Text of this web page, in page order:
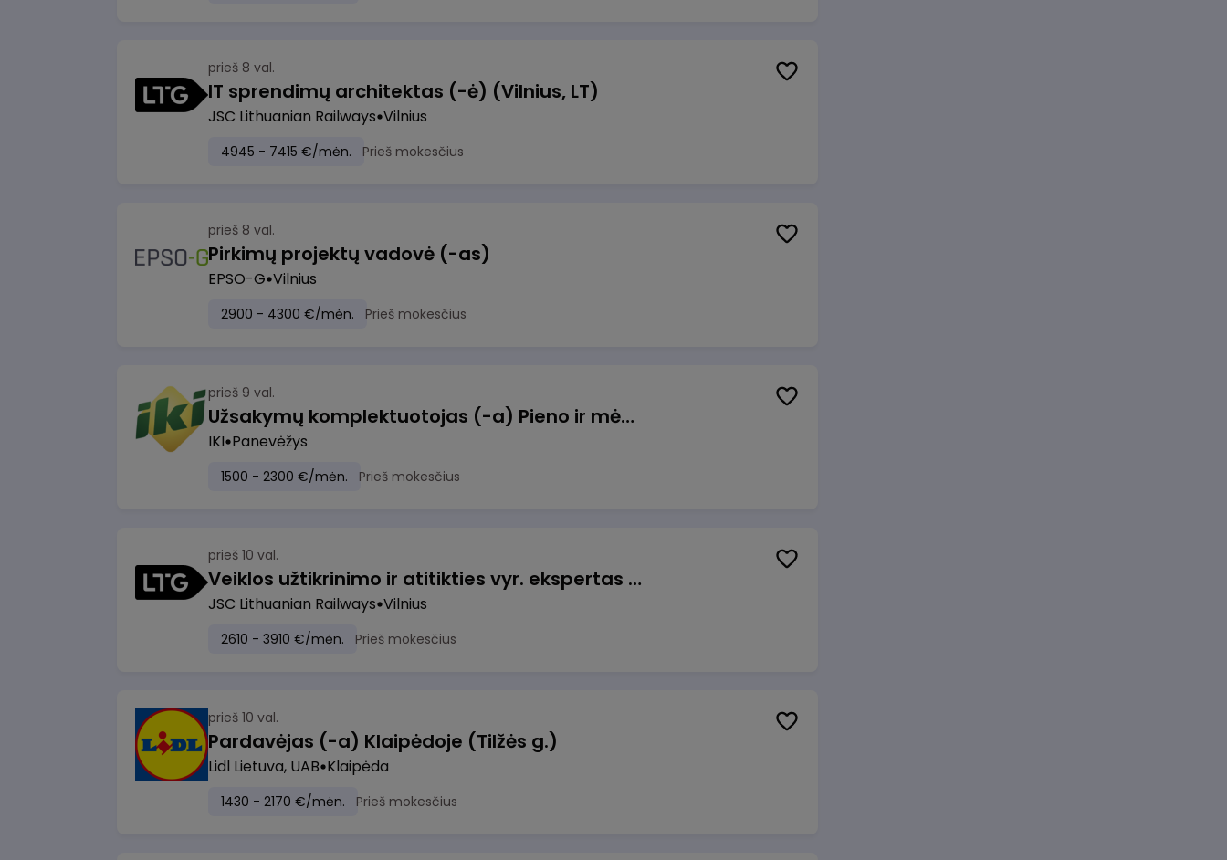
prieš 8 val.
IT sprendimų architektas (-ė) (Vilnius, LT)
JSC Lithuanian Railways Vilnius
4945 - 7415 €/mėn. Prieš mokesčius
prieš 8 val.
Pirkimų projektų vadovė (-as)
EPSO-G Vilnius
2900 - 4300 €/mėn. Prieš mokesčius
prieš 9 val.
Užsakymų komplektuotojas (-a) Pieno ir mėsos sandėlyje
IKI Panevėžys
1500 - 2300 €/mėn. Prieš mokesčius
prieš 10 val.
Veiklos užtikrinimo ir atitikties vyr. ekspertas (-ė) (Vilnius, LT)
JSC Lithuanian Railways Vilnius
2610 - 3910 €/mėn. Prieš mokesčius
prieš 10 val.
Pardavėjas (-a) Klaipėdoje (Tilžės g.)
Lidl Lietuva, UAB Klaipėda
1430 - 2170 €/mėn. Prieš mokesčius